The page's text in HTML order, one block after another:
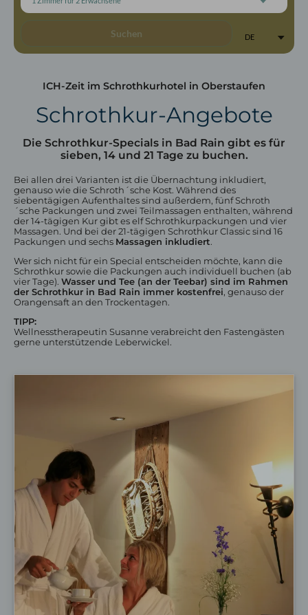
Zimmer & Preise
Inklusivleistungen
Angebote
Restaurant in Oberstaufen
Gasträume
Biergarten & Terrasse
Speisekarte
Feiern
Wanderhotel Oberstaufen
Naturpark Nagelfluhkette
Winterwandern
Geführte Wanderungen
Premiumwanderwege
Wanderangebote
Suchen DE
ICH-Zeit im Schrothkurhotel in Oberstaufen
Schrothkur-Angebote
Die Schrothkur-Specials in Bad Rain gibt es für
sieben, 14 und 21 Tage zu buchen.
Bei allen drei Varianten ist die Übernachtung inkludiert,
genauso wie die Schroth´sche Kost. Während des
siebentägigen Aufenthaltes sind außerdem, fünf Schroth
´sche Packungen und zwei Teilmassagen enthalten, während
der 14-tägigen Kur gibt es elf Schrothkurpackungen und vier
Massagen. Und bei der 21-tägigen Schrothkur Classic sind 16
Packungen und sechs Massagen inkludiert.
Wer sich nicht für ein Special entscheiden möchte, kann die
Schrothkur sowie die Packungen auch individuell buchen (ab
vier Tage). Wasser und Tee (an der Teebar) sind im Rahmen
der Schrothkur in Bad Rain immer kostenfrei, genauso der
Orangensaft an den Trockentagen.
TIPP:
Wellnesstherapeutin Susanne verabreicht den Fastengästen
gerne unterstützende Leberwickel.